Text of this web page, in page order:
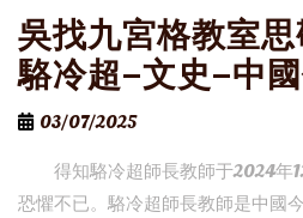
吳找九宮格教室
駱冷超–文史–中
03/07/2025
得知駱冷超師長教師于2024年
恐懼不已。駱冷超師長教師是中國